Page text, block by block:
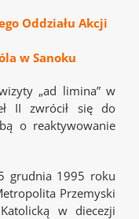
Oddziału Akcji
w Sanoku
„ad limina” w
II zwrócił się do
o reaktywowanie
grudnia 1995 roku
Przemyski
w diecezji